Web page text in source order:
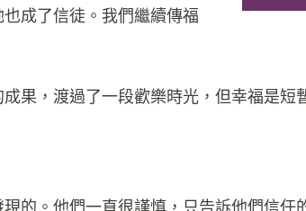
成了信徒。我們繼續傳福
果，渡過了一段歡樂時光，但幸福是短
的。他們一直很謹慎，只告訴他們信任